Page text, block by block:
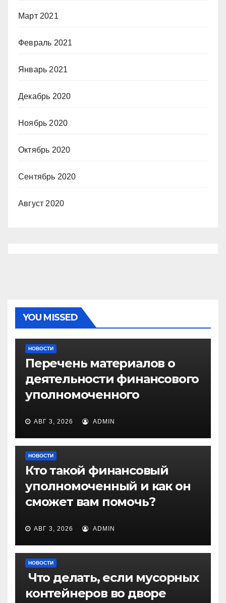
Март 2021
Февраль 2021
Январь 2021
Декабрь 2020
Ноябрь 2020
Октябрь 2020
Сентябрь 2020
Август 2020
YOU MISSED
НОВОСТИ
Перечень материалов о
деятельности финансового
уполномоченного
АВГ 3, 2026 ADMIN
НОВОСТИ
Кто такой финансовый
уполномоченный и как он
сможет вам помочь?
АВГ 3, 2026 ADMIN
НОВОСТИ
Что делать, если мусорных
контейнеров во дворе